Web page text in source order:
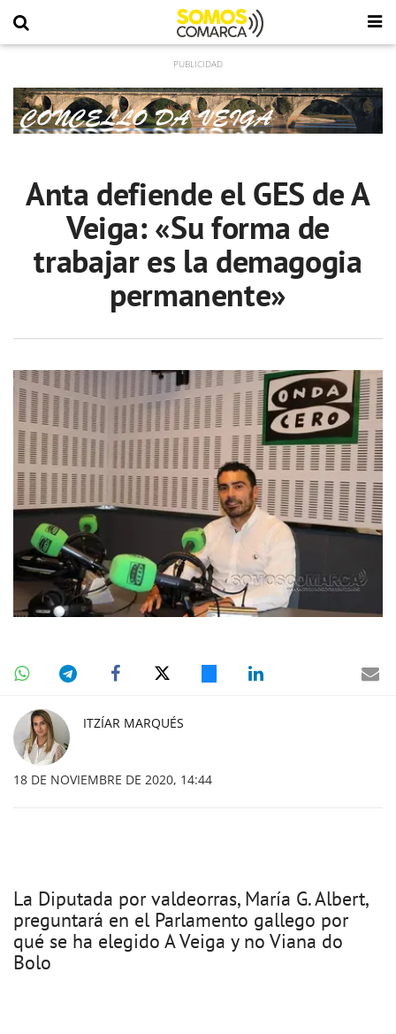
Anta defiende el GES de A
Veiga: «Su forma de
trabajar es la demagogia
permanente»
ITZÍAR MARQUÉS
18 DE NOVIEMBRE DE 2020, 14:44
La Diputada por valdeorras, María G. Albert,
preguntará en el Parlamento gallego por
qué se ha elegido A Veiga y no Viana do
Bolo